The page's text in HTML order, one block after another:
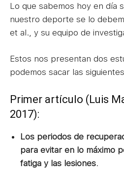
Lo que sabemos hoy en día
nuestro deporte se lo
et al., y su equipo de
Estos nos presentan dos
podemos sacar las
Primer artículo (Luis
2017):
Los periodos de
para evitar en lo máximo
fatiga y las lesiones.